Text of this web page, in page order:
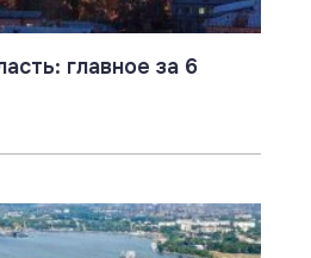
главное за 6